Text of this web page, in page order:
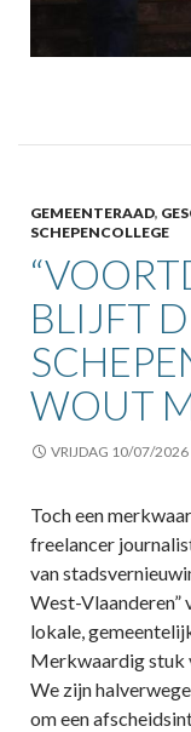
GEMEENTERAAD,
SCHEPENCOLLEGE
BLIJFT
WOUT
VRIJDAG 10/07/2026
Toch een
freelancer
van
West-Vlaanderen”
lokale,
Merkwaardig stuk
We zijn
om een